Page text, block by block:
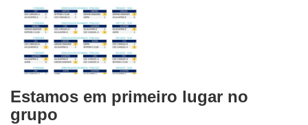
Estamos em primeiro lugar no
grupo